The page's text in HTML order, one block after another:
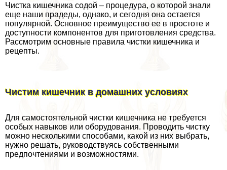
Чистка кишечника содой – процедypa, о которой знали
еще наши прадеды, однако, и сегодня она остается
популярной. Основное преимущество ее в простоте и
доступности компонентов для приготовления средства.
Рассмотрим основные правила чистки кишечника и
рецепты.
Чистим кишечник в домашних условиях
Для самостоятельной чистки кишечника не требуется
особых навыков или оборудования. Проводить чистку
можно несколькими способами, какой из них выбрать,
нужно решать, руководствуясь собственными
предпочтениями и возможностями.